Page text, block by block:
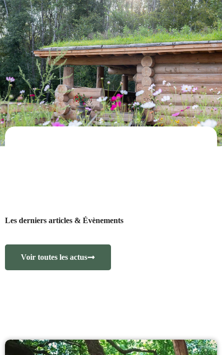
Les derniers articles & Évènements
Voir toutes les actus